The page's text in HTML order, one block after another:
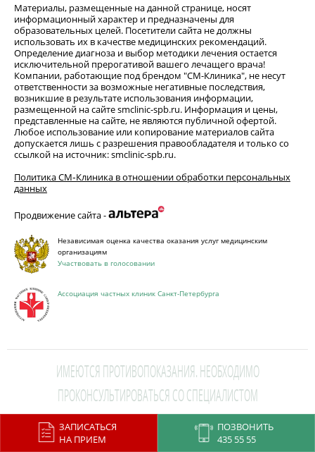
ЗАПИСАТЬСЯ
НА ПРИЕМ
ПОЗВОНИТЬ
435 55 55
Материалы, размещенные на данной странице, носят
информационный характер и предназначены для
образовательных целей. Посетители сайта не должны
использовать их в качестве медицинских рекомендаций.
Определение диагноза и выбор методики лечения остается
исключительной прерогативой вашего лечащего врача!
Компании, работающие под брендом "СМ-Клиника", не несут
ответственности за возможные негативные последствия,
возникшие в результате использования информации,
размещенной на сайте smclinic-spb.ru. Информация и цены,
представленные на сайте, не являются публичной офертой.
Любое использование или копирование материалов сайта
допускается лишь с разрешения правообладателя и только со
ссылкой на источник: smclinic-spb.ru.
Политика СМ‑Клиника в отношении обработки персональных
данных
Продвижение сайта -
Независимая оценка качества оказания услуг медицинским
организациям
Участвовать в голосовании
Ассоциация частных клиник Санкт-Петербурга
ИМЕЮТСЯ ПРОТИВОПОКАЗАНИЯ. НЕОБХОДИМО
ПРОКОНСУЛЬТИРОВАТЬСЯ СО СПЕЦИАЛИСТОМ
This site is protected by reCAPTCHA and the GooglePrivacy Policy
apply.